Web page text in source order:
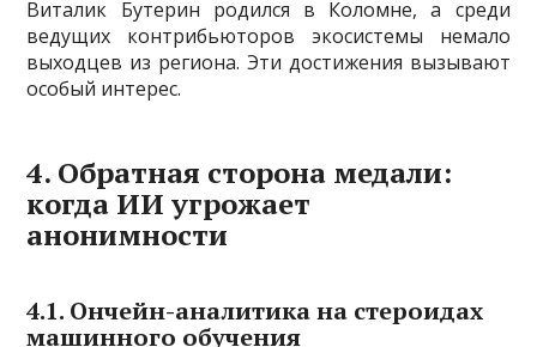
Виталик Бутерин родился в Коломне, а среди
ведущих контрибьюторов экосистемы немало
выходцев из региона. Эти достижения вызывают
особый интерес.
4. Обратная сторона медали:
когда ИИ угрожает
анонимности
4.1. Ончейн-аналитика на стероидах
машинного обучения